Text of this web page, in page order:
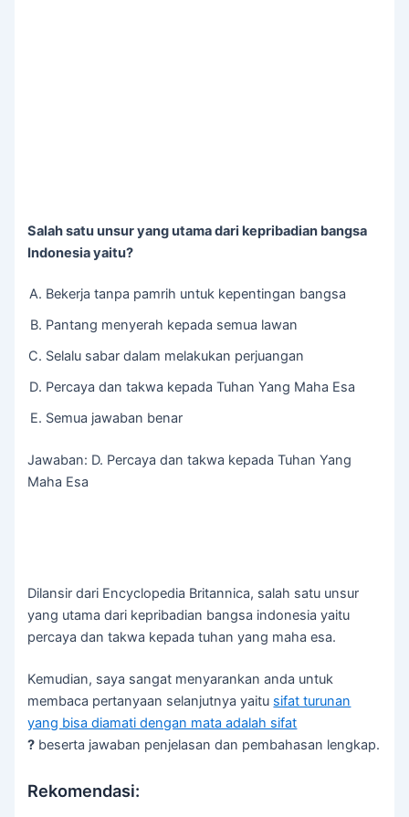
Salah satu unsur yang utama dari kepribadian bangsa
Indonesia yaitu?
Bekerja tanpa pamrih untuk kepentingan bangsa
Pantang menyerah kepada semua lawan
Selalu sabar dalam melakukan perjuangan
Percaya dan takwa kepada Tuhan Yang Maha Esa
Semua jawaban benar
Jawaban: D. Percaya dan takwa kepada Tuhan Yang
Maha Esa
Dilansir dari Encyclopedia Britannica, salah satu unsur
yang utama dari kepribadian bangsa indonesia yaitu
percaya dan takwa kepada tuhan yang maha esa.
Kemudian, saya sangat menyarankan anda untuk
membaca pertanyaan selanjutnya yaitu sifat turunan
yang bisa diamati dengan mata adalah sifat
? beserta jawaban penjelasan dan pembahasan lengkap.
Rekomendasi: